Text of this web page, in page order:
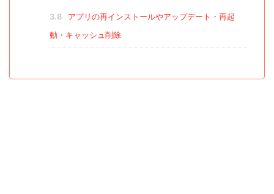
3.8
アプリの再インストールやアップデート・再起
動・キャッシュ削除